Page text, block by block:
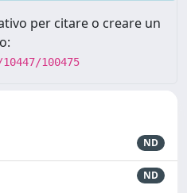
per citare o creare un
100475
ND
ND